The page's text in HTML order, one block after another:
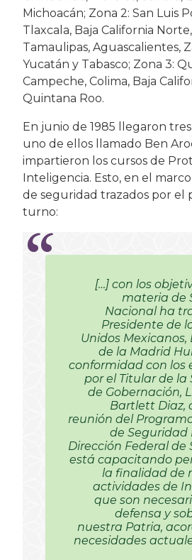
Michoacán; Zona 2: San Luis
Tlaxcala, Baja California
Tamaulipas, Aguascalientes,
Yucatán y Tabasco; Zona 3:
Campeche, Colima, Baja
Quintana Roo.
En junio de 1985 llegaron
uno de ellos llamado Ben
impartieron los cursos de
Inteligencia. Esto, en el
de seguridad trazados por el
turno:
[…] con los
materia de
Nacional ha
Presidente de
Unidos Mexicanos,
de la Madrid
conformidad con los
por el Titular de la
de Gobernación,
Bartlett Diaz,
reunión del
de Seguridad
Dirección Federal de
está capacitando
la finalidad de
actividades de
que son
defensa y
nuestra Patria,
necesidades